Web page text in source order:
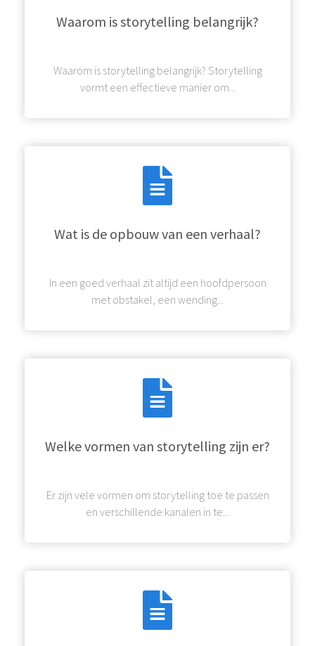
Waarom is storytelling belangrijk?
Waarom is storytelling belangrijk? Storytelling
vormt een effectieve manier om...
Wat is de opbouw van een verhaal?
In een goed verhaal zit altijd een hoofdpersoon
met obstakel, een wending...
Welke vormen van storytelling zijn er?
Er zijn vele vormen om storytelling toe te passen
en verschillende kanalen in te...